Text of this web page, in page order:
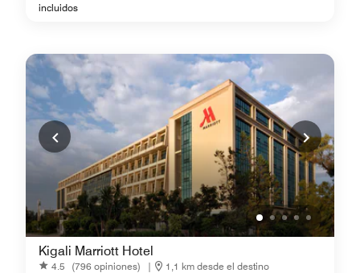
incluidos
Kigali Marriott Hotel
4.5 (796 opiniones) |
1,1 km desde el destino